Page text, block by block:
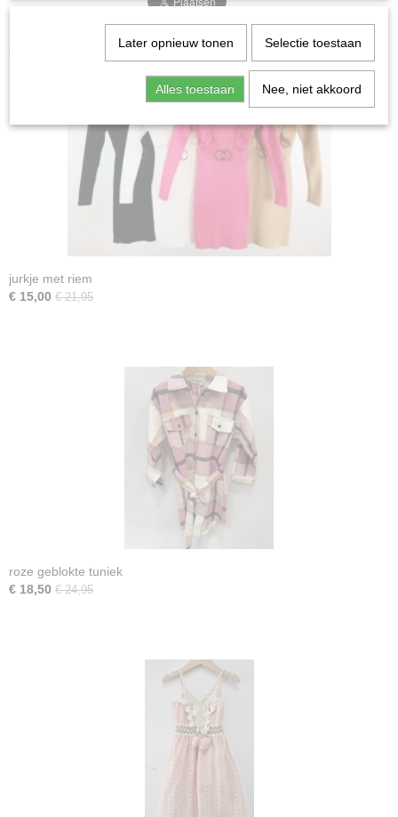
jurkje met riem
€ 15,00 € 21,95
roze geblokte tuniek
€ 18,50 € 24,95
Later opnieuw tonen Selectie toestaan
Alles toestaan Nee, niet akkoord